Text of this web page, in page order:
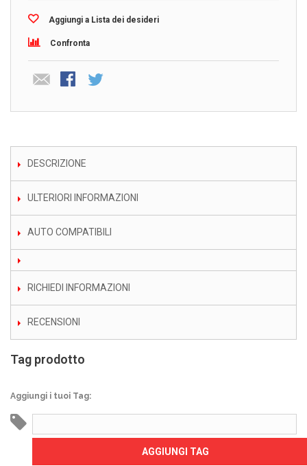
Aggiungi a Lista dei desideri
Confronta
DESCRIZIONE
ULTERIORI INFORMAZIONI
AUTO COMPATIBILI
RICHIEDI INFORMAZIONI
RECENSIONI
Tag prodotto
Aggiungi i tuoi Tag:
AGGIUNGI TAG